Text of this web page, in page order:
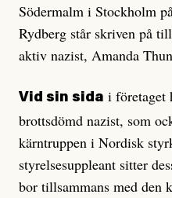
Södermalm i Stockholm
Rydberg står skriven på
aktiv nazist, Amanda
Vid sin sida i företaget
brottsdömd nazist, som
kärntruppen i Nordisk
styrelsesuppleant sitter
bor tillsammans med den